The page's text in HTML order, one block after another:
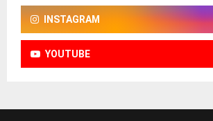
INSTAGRAM
YOUTUBE